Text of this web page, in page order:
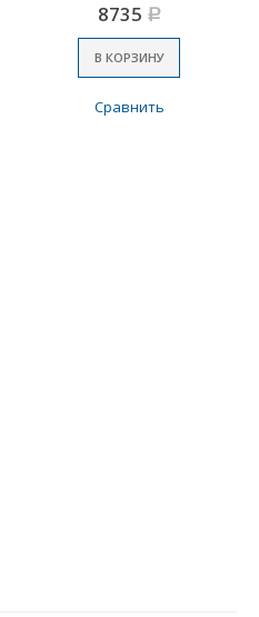
8735 Р
В КОРЗИНУ
Сравнить